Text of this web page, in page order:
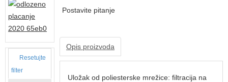
Resetujte
filter
Postavite pitanje
Opis proizvoda
Uložak od poliesterske mrežice: filtracija na